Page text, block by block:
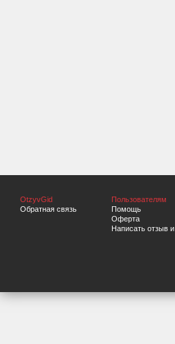
OtzyvGid
Обратная связь
Пользователям
Помощь
Оферта
Написать отзыв